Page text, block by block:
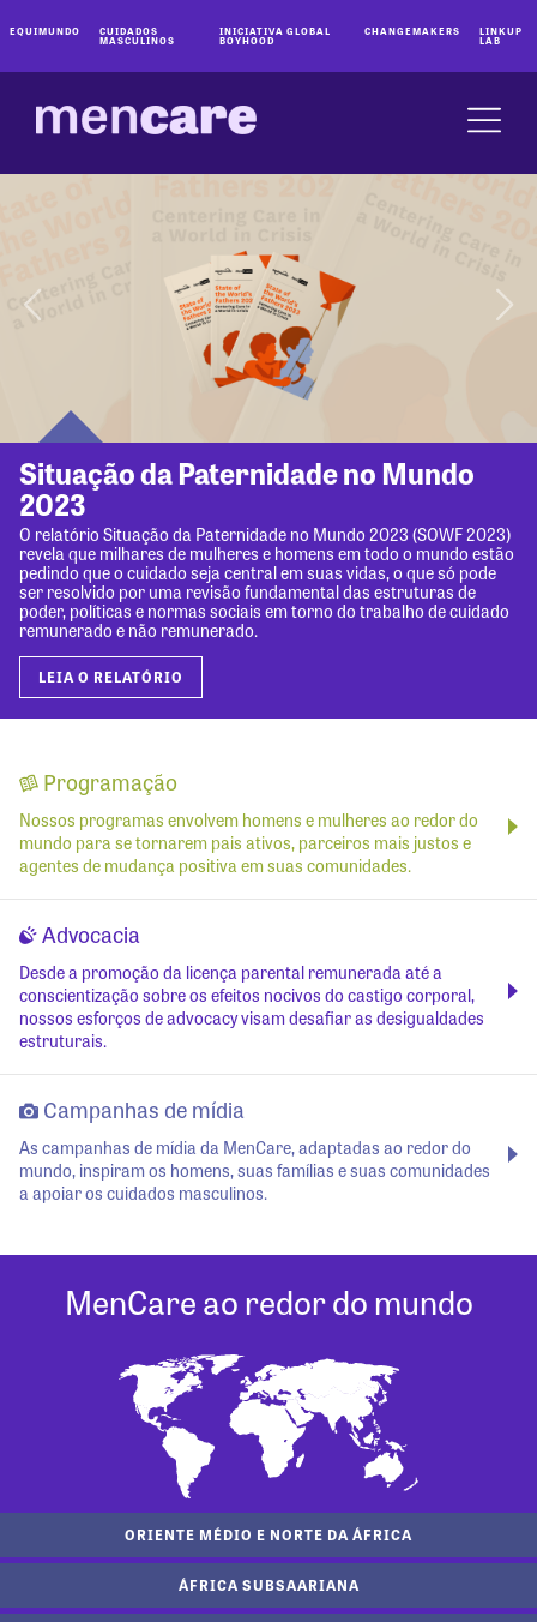
EQUIMUNDO CUIDADOS
MASCULINOS
INICIATIVA GLOBAL
BOYHOOD
CHANGEMAKERS LINKUP
LAB
Situação da Paternidade no Mundo
2023
O relatório Situação da Paternidade no Mundo 2023 (SOWF 2023)
revela que milhares de mulheres e homens em todo o mundo estão
pedindo que o cuidado seja central em suas vidas, o que só pode
ser resolvido por uma revisão fundamental das estruturas de
poder, políticas e normas sociais em torno do trabalho de cuidado
remunerado e não remunerado.
LEIA O RELATÓRIO
Programação
Nossos programas envolvem homens e mulheres ao redor do
mundo para se tornarem pais ativos, parceiros mais justos e
agentes de mudança positiva em suas comunidades.
Advocacia
Desde a promoção da licença parental remunerada até a
conscientização sobre os efeitos nocivos do castigo corporal,
nossos esforços de advocacy visam desafiar as desigualdades
estruturais.
Campanhas de mídia
As campanhas de mídia da MenCare, adaptadas ao redor do
mundo, inspiram os homens, suas famílias e suas comunidades
a apoiar os cuidados masculinos.
MenCare ao redor do mundo
ORIENTE MÉDIO E NORTE DA ÁFRICA
ÁFRICA SUBSAARIANA